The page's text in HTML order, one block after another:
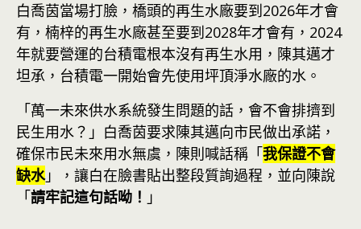
白喬茵當場打臉，橋頭的再生水廠要到2026年才會
有，楠梓的再生水廠甚至要到2028年才會有，2024
年就要營運的台積電根本沒有再生水用，陳其邁才
坦承，台積電一開始會先使用坪頂淨水廠的水。
「萬一未來供水系統發生問題的話，會不會排擠到
民生用水？」白喬茵要求陳其邁向市民做出承諾，
確保市民未來用水無虞，陳則喊話稱「我保證不會
缺水」，讓白在臉書貼出整段質詢過程，並向陳說
「請牢記這句話呦！ 」